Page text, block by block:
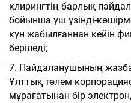
клирингтің барлық
бойынша үш үзінді-
күн жабылғаннан кейін
беріледі;
7. Пайдаланушының
Ұлттық төлем
мұрағатынан бір